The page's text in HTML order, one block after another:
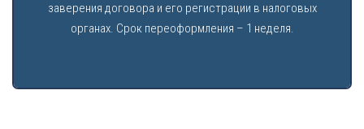
заверения договора и его регистрации в налоговых
органах. Срок переоформления – 1 неделя.